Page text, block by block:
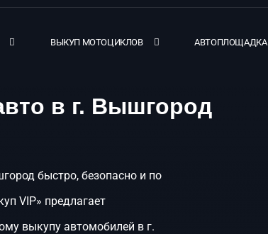
ВЫКУП МОТОЦИКЛОВ АВТОПЛОЩАДКА
в г. Вышгород
быстро, безопасно и по
VIP» предлагает
выкупу автомобилей в г.